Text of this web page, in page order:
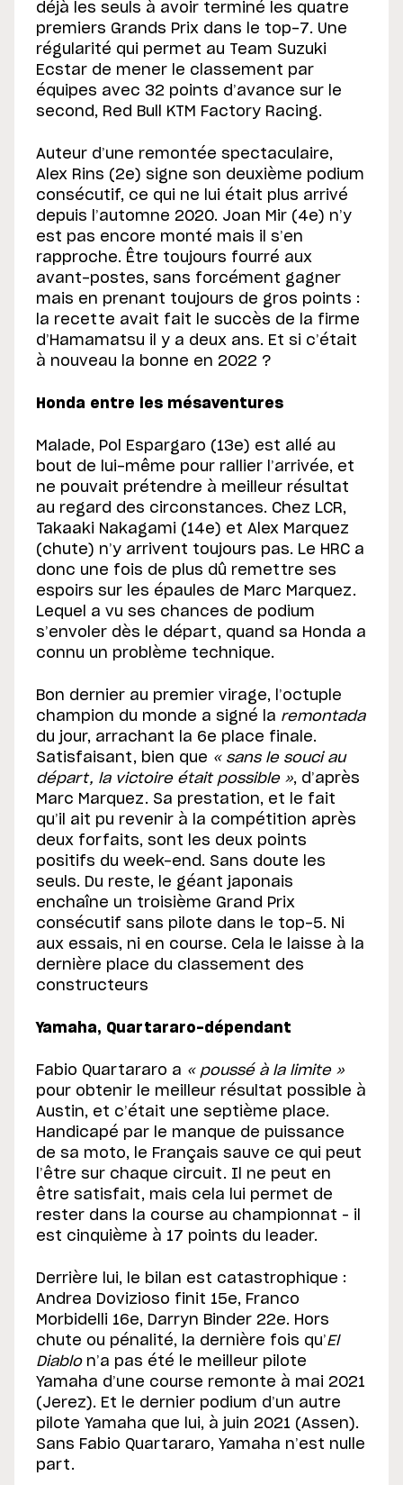
déjà les seuls à avoir terminé les quatre
premiers Grands Prix dans le top-7. Une
régularité qui permet au Team Suzuki
Ecstar de mener le classement par
équipes avec 32 points d’avance sur le
second, Red Bull KTM Factory Racing.
Auteur d’une remontée spectaculaire,
Alex Rins (2e) signe son deuxième podium
consécutif, ce qui ne lui était plus arrivé
depuis l’automne 2020. Joan Mir (4e) n’y
est pas encore monté mais il s’en
rapproche. Être toujours fourré aux
avant-postes, sans forcément gagner
mais en prenant toujours de gros points :
la recette avait fait le succès de la firme
d’Hamamatsu il y a deux ans. Et si c’était
à nouveau la bonne en 2022 ?
Honda entre les mésaventures
Malade, Pol Espargaro (13e) est allé au
bout de lui-même pour rallier l’arrivée, et
ne pouvait prétendre à meilleur résultat
au regard des circonstances. Chez LCR,
Takaaki Nakagami (14e) et Alex Marquez
(chute) n’y arrivent toujours pas. Le HRC a
donc une fois de plus dû remettre ses
espoirs sur les épaules de Marc Marquez.
Lequel a vu ses chances de podium
s’envoler dès le départ, quand sa Honda a
connu un problème technique.
Bon dernier au premier virage, l’octuple
champion du monde a signé la remontada
du jour, arrachant la 6e place finale.
Satisfaisant, bien que « sans le souci au
départ, la victoire était possible », d’après
Marc Marquez. Sa prestation, et le fait
qu’il ait pu revenir à la compétition après
deux forfaits, sont les deux points
positifs du week-end. Sans doute les
seuls. Du reste, le géant japonais
enchaîne un troisième Grand Prix
consécutif sans pilote dans le top-5. Ni
aux essais, ni en course. Cela le laisse à la
dernière place du classement des
constructeurs
Yamaha, Quartararo-dépendant
Fabio Quartararo a « poussé à la limite »
pour obtenir le meilleur résultat possible à
Austin, et c’était une septième place.
Handicapé par le manque de puissance
de sa moto, le Français sauve ce qui peut
l’être sur chaque circuit. Il ne peut en
être satisfait, mais cela lui permet de
rester dans la course au championnat – il
est cinquième à 17 points du leader.
Derrière lui, le bilan est catastrophique :
Andrea Dovizioso finit 15e, Franco
Morbidelli 16e, Darryn Binder 22e. Hors
chute ou pénalité, la dernière fois qu’El
Diablon’a pas été le meilleur pilote
Yamaha d’une course remonte à mai 2021
(Jerez). Et le dernier podium d’un autre
pilote Yamaha que lui, à juin 2021 (Assen).
Sans Fabio Quartararo, Yamaha n’est nulle
part.